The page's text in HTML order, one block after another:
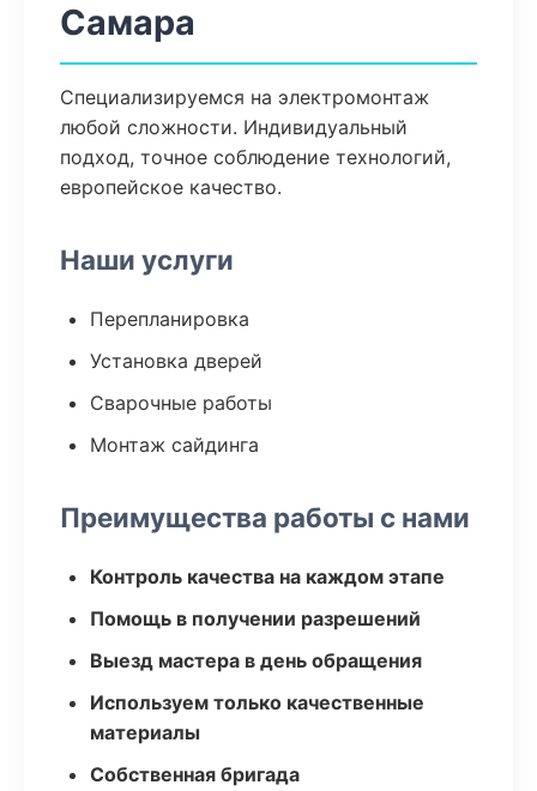
Самара
Специализируемся на электромонтаж
любой сложности. Индивидуальный
подход, точное соблюдение технологий,
европейское качество.
Наши услуги
Перепланировка
Установка дверей
Сварочные работы
Монтаж сайдинга
Преимущества работы с нами
Контроль качества на каждом этапе
Помощь в получении разрешений
Выезд мастера в день обращения
Используем только качественные
материалы
Собственная бригада